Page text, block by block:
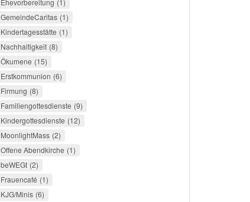
GemeindeCaritas 1
Kindertagesstätte 1
Nachhaltigkeit 8
Ökumene 15
Erstkommunion 6
Firmung 8
Familiengottesdienste 9
Kindergottesdienste 12
MoonlightMass 2
Offene Abendkirche 1
beWEGt 2
Frauencafé 1
KJG/Minis 6